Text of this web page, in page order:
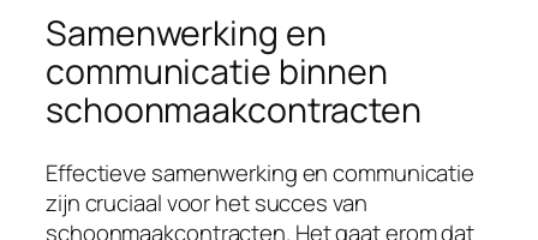
Samenwerking en
communicatie binnen
schoonmaakcontracten
Effectieve samenwerking en communicatie
zijn cruciaal voor het succes van
schoonmaakcontracten. Het gaat erom dat